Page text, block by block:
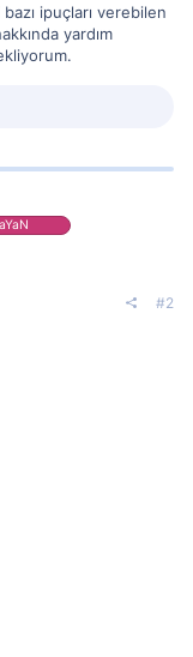
ipuçları verebilen
yardım
#2